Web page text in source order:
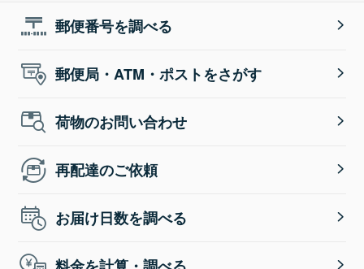
郵便番号を調べる
郵便局・ATM・ポストをさがす
荷物のお問い合わせ
再配達のご依頼
お届け日数を調べる